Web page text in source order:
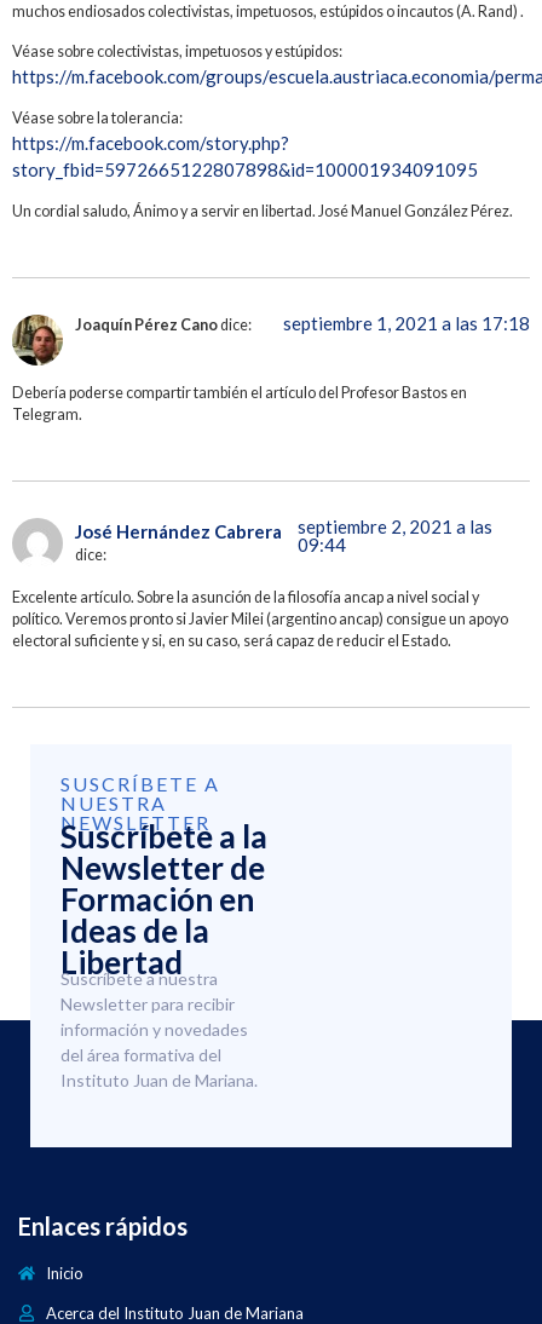
muchos endiosados colectivistas, impetuosos, estúpidos o incautos (A. Rand) .
Véase sobre colectivistas, impetuosos y estúpidos:
https://m.facebook.com/groups/escuela.austriaca.economia/
Véase sobre la tolerancia:
https://m.facebook.com/story.php?
story_fbid=5972665122807898&id=100001934091095
Un cordial saludo, Ánimo y a servir en libertad. José Manuel González Pérez.
Joaquín Pérez Canodice: septiembre 1, 2021 a las 17:18
Debería poderse compartir también el artículo del Profesor Bastos en
Telegram.
José Hernández Cabrera
dice:
septiembre 2, 2021 a las
09:44
Excelente artículo. Sobre la asunción de la filosofía ancap a nivel social y
político. Veremos pronto si Javier Milei (argentino ancap) consigue un apoyo
electoral suficiente y si, en su caso, será capaz de reducir el Estado.
SUSCRÍBETE A
NUESTRA
NEWSLETTER
Suscríbete a la
Newsletter de
Formación en
Ideas de la
Libertad
Suscríbete a nuestra
Newsletter para recibir
información y novedades
del área formativa del
Instituto Juan de Mariana.
Enlaces rápidos
Inicio
Acerca del Instituto Juan de Mariana